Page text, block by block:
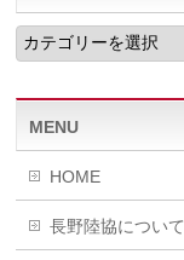
CATEGORY
MENU
HOME
長野陸協について